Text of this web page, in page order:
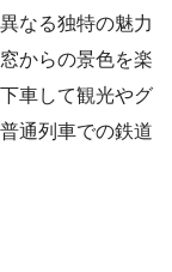
なる独特の魅力
からの景色を楽
車して観光やグ
通列車での鉄道